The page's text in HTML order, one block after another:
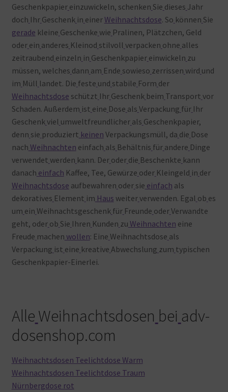
Geschenkpapier einzuwickeln, schenken Sie dieses Jahr
doch Ihr Geschenk in einerWeihnachtsdose. So können Sie
gerade kleine Geschenke wie Pralinen, Plätzchen, Geld
oder ein anderes Kleinod stilvoll verpacken ohne alles
zeitraubend einzeln in Geschenkpapier einwickeln zu
müssen, welches dann am Ende sowieso zerrissen wird und
im Müll landet. Die feste und stabile Form der
Weihnachtsdose schützt Ihr Geschenk beim Transport vor
Schaden. Außerdem ist eine Dose als Verpackung für Ihr
Geschenkviel umweltfreundlicher als Geschenkpapier,
denn sie produziert keinen Verpackungsmüll, da die Dose
nach Weihnachten einfach als Behältnis für andere Dinge
verwendet werden kann. Der oder die Beschenkte kann
danach einfach Kaffee, Tee, Gewürze oder Kleingeld in der
Weihnachtsdose aufbewahren oder sie einfach als
dekoratives Element im Haus weiterverwenden. Egal ob es
um ein Weihnachtsgeschenk für Freunde oderVerwandte
geht, oder ob Sie Ihren Kunden zu Weihnachten eine
Freude machen wollen: Eine Weihnachtsdose als
Verpackung ist eine kreative Abwechslung zum typischen
Geschenkpapier-Einerlei.
Alle Weihnachtsdosen bei adv-
dosenshop.com
Weihnachtsdosen Teelichtdose Warm
Weihnachtsdosen Teelichtdose Traum
Nürnbergdose rot